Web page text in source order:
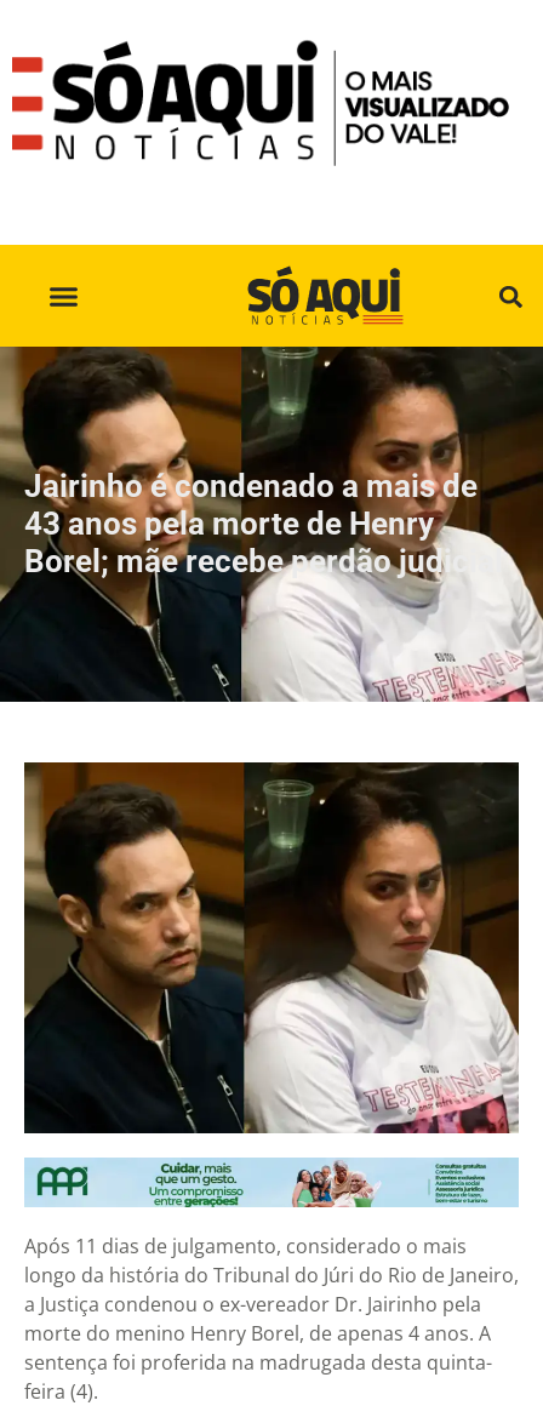
Jairinho é condenado a mais de
43 anos pela morte de Henry
Borel; mãe recebe perdão judicial
Após 11 dias de julgamento, considerado o mais
longo da história do Tribunal do Júri do Rio de Janeiro,
a Justiça condenou o ex-vereador Dr. Jairinho pela
morte do menino Henry Borel, de apenas 4 anos. A
sentença foi proferida na madrugada desta quinta-
feira (4).